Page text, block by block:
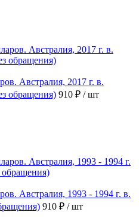
Австралия, 2017 г. в.
обращения) 910 ₽ / шт
Австралия, 1993 - 1994 г. в.
910 ₽ / шт